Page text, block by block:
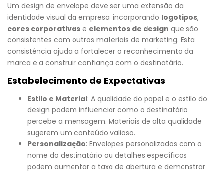
Um design de envelope deve ser uma extensão da
identidade visual da empresa, incorporando logotipos,
cores corporativas e elementos de design que são
consistentes com outros materiais de marketing. Esta
consistência ajuda a fortalecer o reconhecimento da
marca e a construir confiança com o destinatário.
Estabelecimento de Expectativas
Estilo e Material: A qualidade do papel e o estilo do
design podem influenciar como o destinatário
percebe a mensagem. Materiais de alta qualidade
sugerem um conteúdo valioso.
Personalização: Envelopes personalizados com o
nome do destinatário ou detalhes específicos
podem aumentar a taxa de abertura e demonstrar